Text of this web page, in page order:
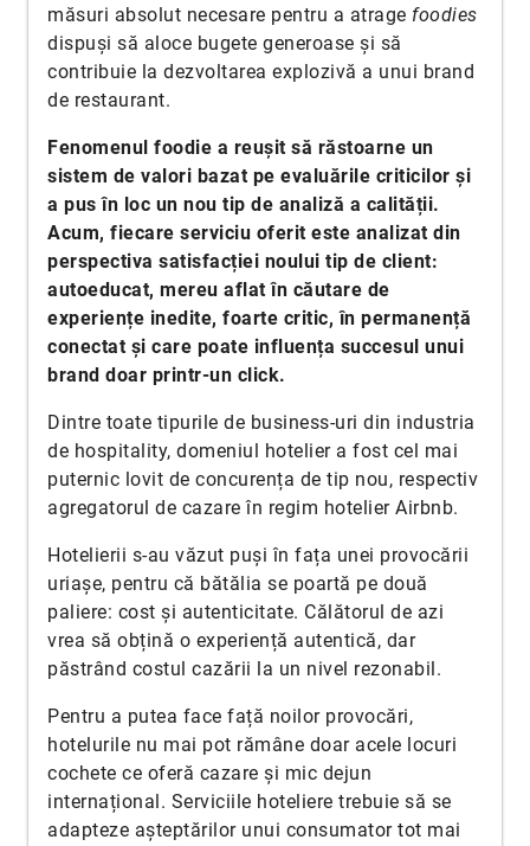
măsuri absolut necesare pentru a atrage foodies
dispuși să aloce bugete generoase și să
contribuie la dezvoltarea explozivă a unui brand
de restaurant.
Fenomenul foodie a reușit să răstoarne un
sistem de valori bazat pe evaluările criticilor și
a pus în loc un nou tip de analiză a calității.
Acum, fiecare serviciu oferit este analizat din
perspectiva satisfacției noului tip de client:
autoeducat, mereu aflat în căutare de
experiențe inedite, foarte critic, în permanență
conectat și care poate influența succesul unui
brand doar printr-un click.
Dintre toate tipurile de business-uri din industria
de hospitality, domeniul hotelier a fost cel mai
puternic lovit de concurența de tip nou, respectiv
agregatorul de cazare în regim hotelier Airbnb.
Hotelierii s-au văzut puși în fața unei provocării
uriașe, pentru că bătălia se poartă pe două
paliere: cost și autenticitate. Călătorul de azi
vrea să obțină o experiență autentică, dar
păstrând costul cazării la un nivel rezonabil.
Pentru a putea face față noilor provocări,
hotelurile nu mai pot rămâne doar acele locuri
cochete ce oferă cazare și mic dejun
internațional. Serviciile hoteliere trebuie să se
adapteze așteptărilor unui consumator tot mai